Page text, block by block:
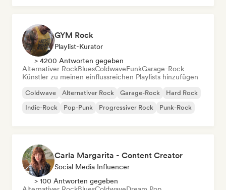
GYM Rock
Playlist-Kurator
> 4200 Antworten gegeben
Alternativer RockBluesColdwaveFunkGarage-Rock
Künstler zu meinen einflussreichen Playlists hinzufügen
Coldwave Alternativer Rock Garage-Rock
Hard Rock
Indie-Rock
Pop-Punk Progressiver Rock Punk-Rock
Carla Margarita - Content Creator
Social Media Influencer
> 100 Antworten gegeben